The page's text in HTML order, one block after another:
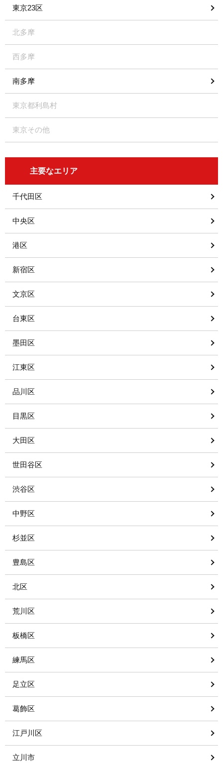
東京23区
北多摩
西多摩
南多摩
東京都利島村
東京その他
主要なエリア
千代田区
中央区
港区
新宿区
文京区
台東区
墨田区
江東区
品川区
目黒区
大田区
世田谷区
渋谷区
中野区
杉並区
豊島区
北区
荒川区
板橋区
練馬区
足立区
葛飾区
江戸川区
立川市